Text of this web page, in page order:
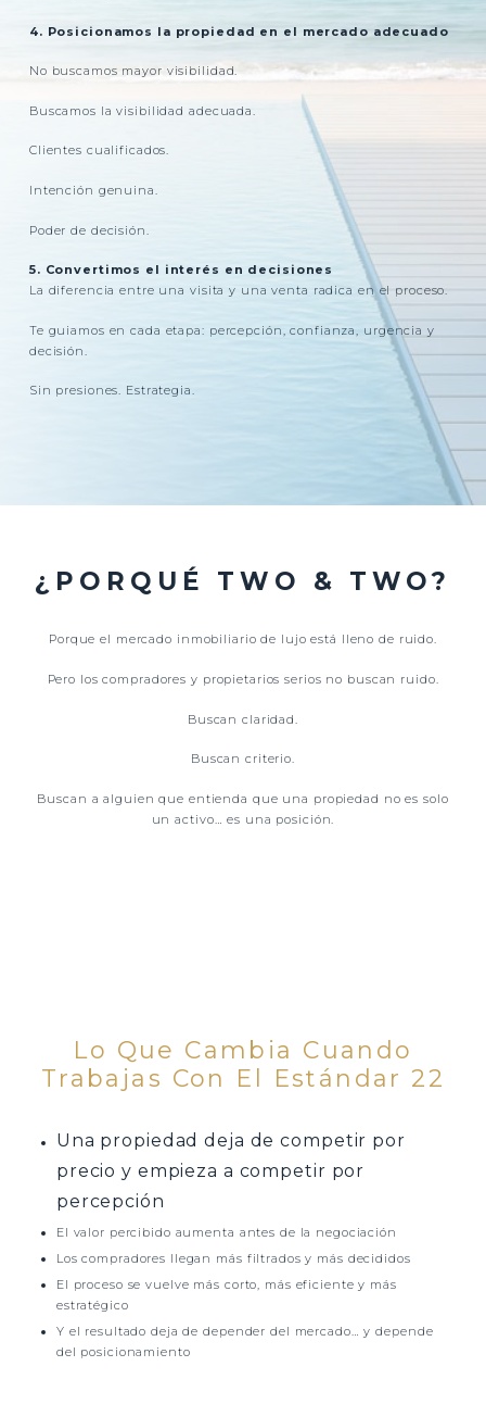
4. Posicionamos la propiedad en el mercado adecuado
No buscamos mayor visibilidad.
Buscamos la visibilidad adecuada.
Clientes cualificados.
Intención genuina.
Poder de decisión.
5. Convertimos el interés en decisiones
La diferencia entre una visita y una venta radica en el proceso.
Te guiamos en cada etapa: percepción, confianza, urgencia y
decisión.
Sin presiones. Estrategia.
¿PORQUÉ TWO & TWO?
Porque el mercado inmobiliario de lujo está lleno de ruido.
Pero los compradores y propietarios serios no buscan ruido.
Buscan claridad.
Buscan criterio.
Buscan a alguien que entienda que una propiedad no es solo
un activo… es una posición.
Lo Que Cambia Cuando
Trabajas Con El Estándar 22
Una propiedad deja de competir por
precio y empieza a competir por
percepción
El valor percibido aumenta antes de la negociación
Los compradores llegan más filtrados y más decididos
El proceso se vuelve más corto, más eficiente y más
estratégico
Y el resultado deja de depender del mercado… y depende
del posicionamiento